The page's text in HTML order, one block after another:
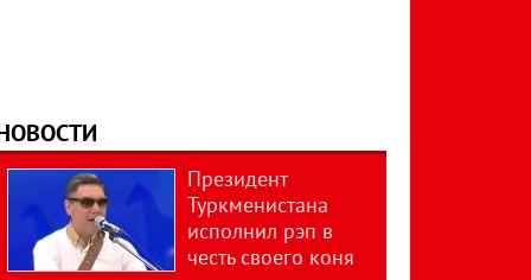
Президент
Туркменистана
исполнил рэп в
честь своего коня